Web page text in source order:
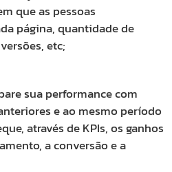
que as pessoas
página, quantidade de
etc;
sua performance com
e ao mesmo período
através de KPIs, os ganhos
a conversão e a